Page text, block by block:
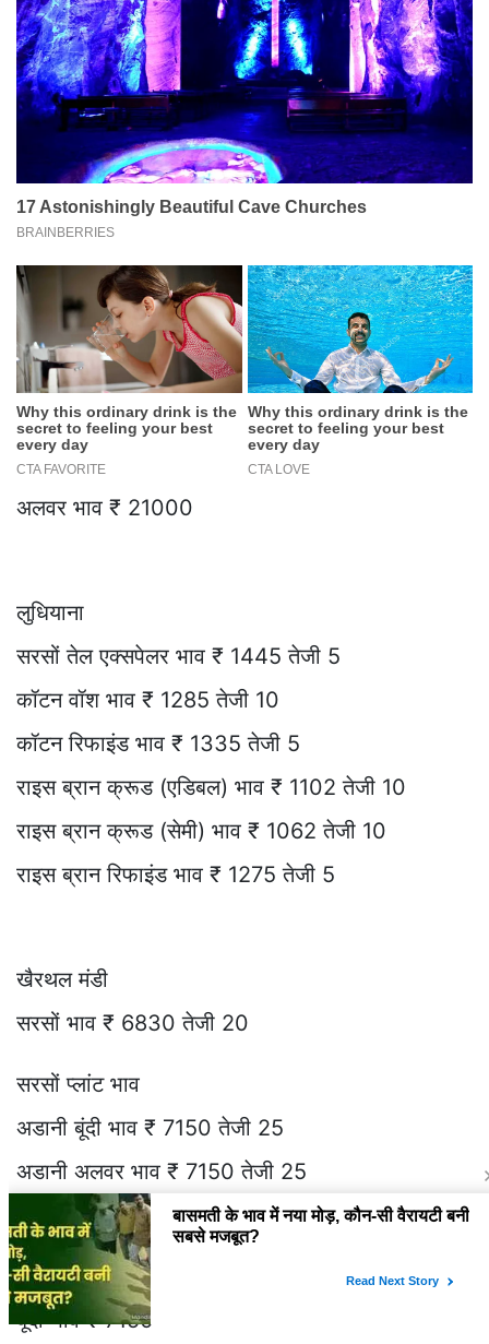
अलवर भाव ₹ 21000
लुधियाना
सरसों तेल एक्सपेलर भाव ₹ 1445 तेजी 5
कॉटन वॉश भाव ₹ 1285 तेजी 10
कॉटन रिफाइंड भाव ₹ 1335 तेजी 5
राइस ब्रान क्रूड (एडिबल) भाव ₹ 1102 तेजी 10
राइस ब्रान क्रूड (सेमी) भाव ₹ 1062 तेजी 10
राइस ब्रान रिफाइंड भाव ₹ 1275 तेजी 5
खैरथल मंडी
सरसों भाव ₹ 6830 तेजी 20
सरसों प्लांट भाव
अडानी बूंदी भाव ₹ 7150 तेजी 25
अडानी अलवर भाव ₹ 7150 तेजी 25
अडानी गोहाना भाव ₹ 7150 तेजी 25
अडानी विल्मर सरसों प्लांट रेट
बूंदी भाव ₹ 7150